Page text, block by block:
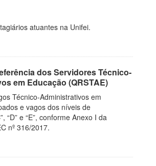
atuantes na Unifei.
dos Servidores Técnico-
em Educação (QRSTAE)
Técnico-Administrativos em
e vagos dos níveis de
“D” e “E”, conforme Anexo I da
nº 316/2017.